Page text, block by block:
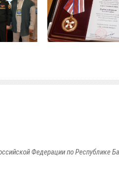
Федерации по Республике